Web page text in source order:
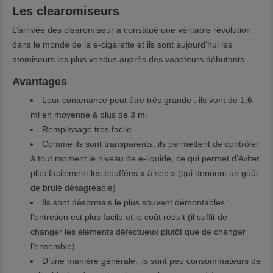
Les clearomiseurs
L’arrivée des clearomiseur a constitué une véritable révolution
dans le monde de la e-cigarette et ils sont aujourd’hui les
atomiseurs les plus vendus auprès des vapoteurs débutants.
Avantages
Leur contenance peut être très grande : ils vont de 1,6
ml en moyenne à plus de 3 ml
Remplissage très facile
Comme ils sont transparents, ils permettent de contrôler
à tout moment le niveau de e-liquide, ce qui permet d’éviter
plus facilement les bouffées « à sec » (qui donnent un goût
de brûlé désagréable)
Ils sont désormais le plus souvent démontables :
l’entretien est plus facile et le coût réduit (il suffit de
changer les éléments défectueux plutôt que de changer
l’ensemble)
D’une manière générale, ils sont peu consommateurs de